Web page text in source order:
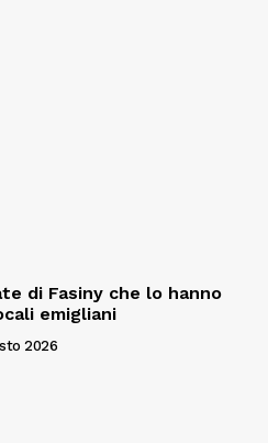
di Fasiny che lo hanno
emigliani
2026